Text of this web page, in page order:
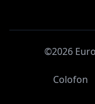
©2026
Colofon